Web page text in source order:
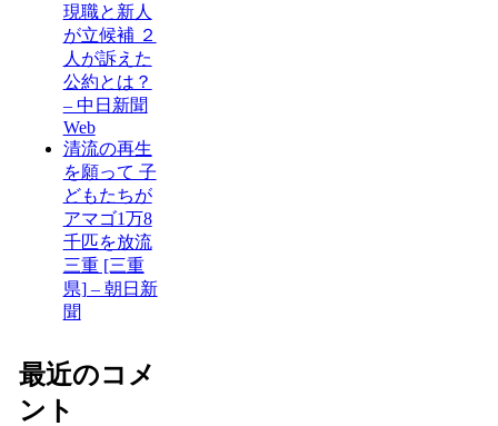
現職と新人
が立候補 ２
人が訴えた
公約とは？
– 中日新聞
Web
清流の再生
を願って 子
どもたちが
アマゴ1万8
千匹を放流
三重 [三重
県] – 朝日新
聞
最近のコメ
ント